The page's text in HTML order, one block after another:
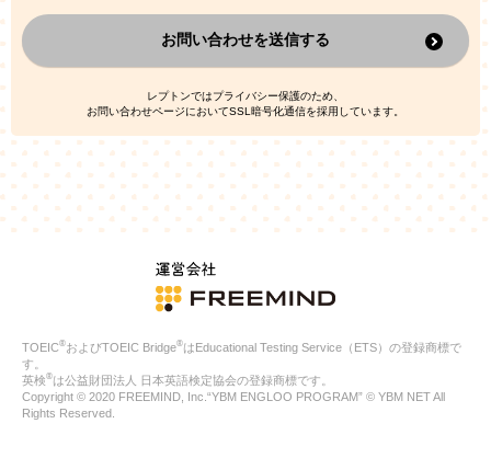
なお、この利用目的を超えた個人情報の取扱いは行いません。ま
た、これ以外の目的で個人情報を利用することはありません。
人情報を、本人が特定されないデータに不可逆変換した上で第三
者広告配信事業者においてマッチングを行い、その結果に基づい
て広告を配信することがあります。第三者広告配信事業者が、こ
れらの情報を広告配信以外の目的で利用することはありません。
4.
個人情報の第三者への提供
当社は、次の場合を除き、ご本人の同意なしに個人情報を第三者
に提供することはありません。
ご本人の同意がある場合
法令に基づく場合
人の生命、身体または財産の保護のために必要がある場合であ
公衆衛生の向上または児童の健全な育成の推進のために特に必
合
特定した利用目的の達成に必要な範囲内において、個人情報の
お問い合わせを送信する
レプトンではプライバシー保護のため、
お問い合わせページにおいてSSL暗号化通信を採用しています。
TOEIC®およびTOEIC Bridge®はEducational Testing Service（ETS）の登録商標で
す。
英検®は公益財団法人 日本英語検定協会の登録商標です。
Copyright © 2020 FREEMIND, Inc.“YBM ENGLOO PROGRAM” © YBM NET All
Rights Reserved.